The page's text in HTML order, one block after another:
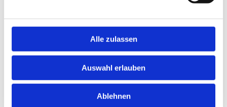
Alle zulassen
Auswahl erlauben
Ablehnen